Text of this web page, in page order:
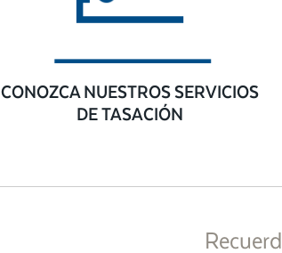
CONOZCA NUESTROS SERVICIOS
DE TASACIÓN